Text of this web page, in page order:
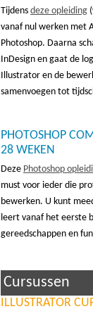
Tijdens deze opleiding
vanaf nul werken met
Photoshop. Daarna
InDesign en gaat de
Illustrator en de
samenvoegen tot
PHOTOSHOP
28 WEKEN
Deze Photoshop
must voor ieder die
bewerken. U kunt
leert vanaf het eerste
gereedschappen en
Cursussen
ILLUSTRATOR